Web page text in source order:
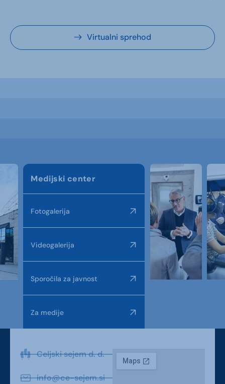
Virtualni sprehod
Medijski center
Fotogalerija
Videogalerija
Sporočila za javnost
Za medije
Celjski sejem d. d.
info@ce-sejem.si